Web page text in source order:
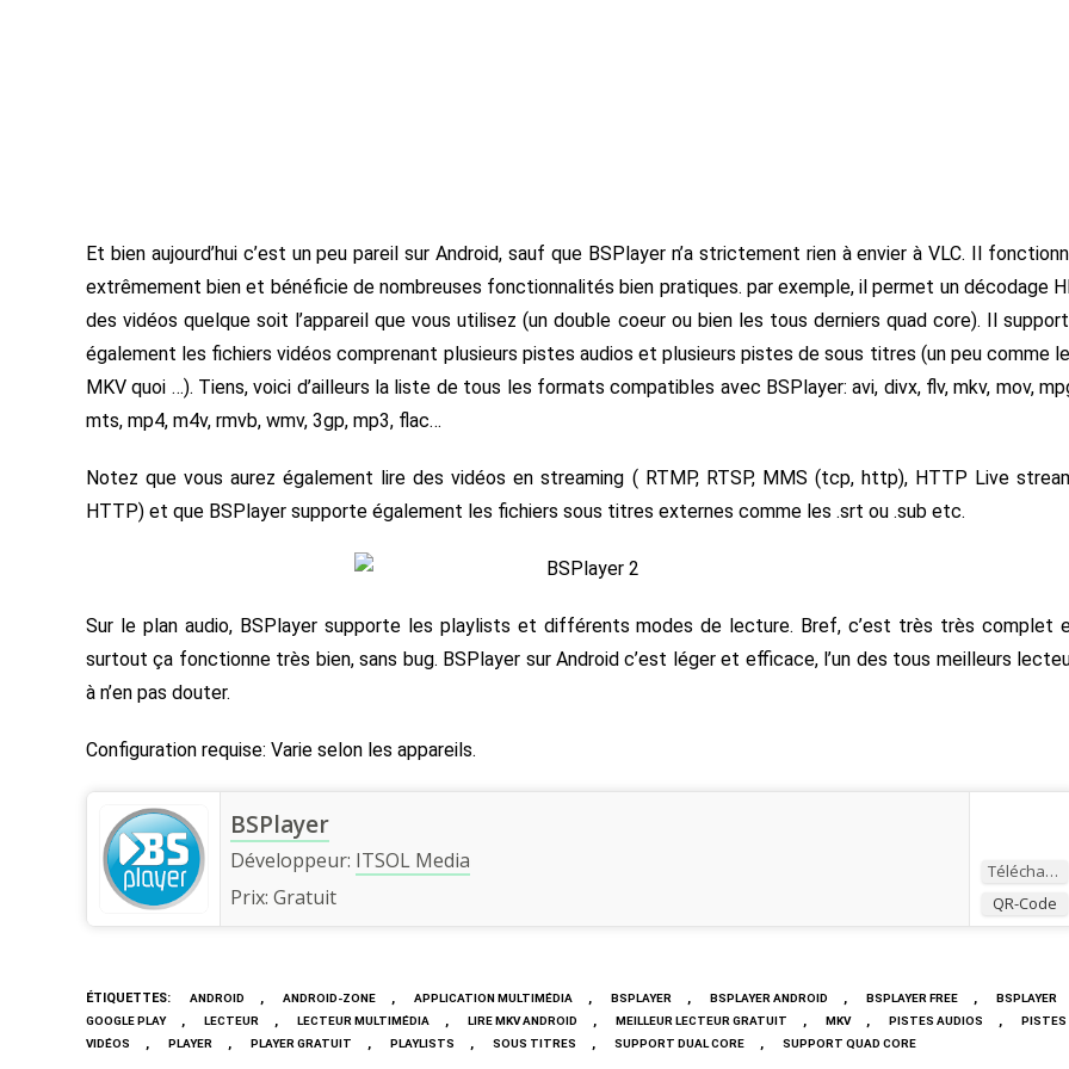
Et bien aujourd’hui c’est un peu pareil sur Android, sauf que BSPlayer n’a strictement rien à envier à VLC. Il
extrêmement bien et bénéficie de nombreuses fonctionnalités bien pratiques. par exemple, il permet un décodage
des vidéos quelque soit l’appareil que vous utilisez (un double coeur ou bien les tous derniers quad core). Il
également les fichiers vidéos comprenant plusieurs pistes audios et plusieurs pistes de sous titres (un peu comme
MKV quoi …). Tiens, voici d’ailleurs la liste de tous les formats compatibles avec BSPlayer: avi, divx, flv, mkv, mov,
mts, mp4, m4v, rmvb, wmv, 3gp, mp3, flac…
Notez que vous aurez également lire des vidéos en streaming ( RTMP, RTSP, MMS (tcp, http), HTTP Live
HTTP) et que BSPlayer supporte également les fichiers sous titres externes comme les .srt ou .sub etc.
Sur le plan audio, BSPlayer supporte les playlists et différents modes de lecture. Bref, c’est très très complet
surtout ça fonctionne très bien, sans bug. BSPlayer sur Android c’est léger et efficace, l’un des tous meilleurs
à n’en pas douter.
Configuration requise: Varie selon les appareils.
Télécharger
QR-Code
BSPlayer
Développeur: ITSOL Media
Prix: Gratuit
ÉTIQUETTES: ANDROID , ANDROID-ZONE , APPLICATION MULTIMÉDIA , BSPLAYER , BSPLAYER ANDROID , BSPLAYER FREE ,
BSPLAYER
GOOGLE PLAY
, LECTEUR , LECTEUR MULTIMÉDIA , LIRE MKV ANDROID , MEILLEUR LECTEUR GRATUIT , MKV , PISTES AUDIOS ,
PISTES
VIDÉOS
, PLAYER , PLAYER GRATUIT , PLAYLISTS , SOUS TITRES , SUPPORT DUAL CORE , SUPPORT QUAD CORE